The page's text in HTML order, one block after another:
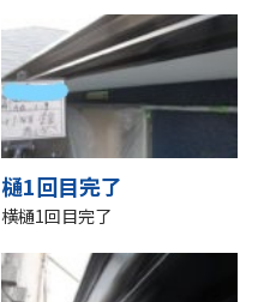
樋1回目完了
横樋1回目完了